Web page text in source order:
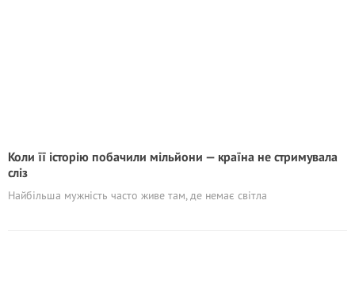
Коли її історію побачили мільйони — країна не стримувала
сліз
Найбільша мужність часто живе там, де немає світла